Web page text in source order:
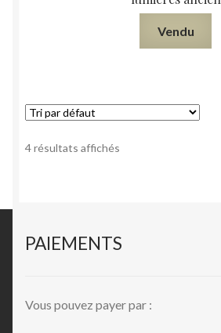
Vendu
4 résultats affichés
PAIEMENTS
Vous pouvez payer par :